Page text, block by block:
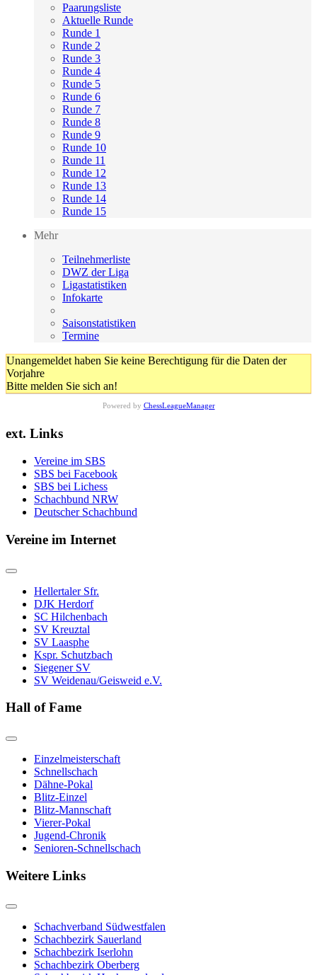
Paarungsliste
Aktuelle Runde
Runde 1
Runde 2
Runde 3
Runde 4
Runde 5
Runde 6
Runde 7
Runde 8
Runde 9
Runde 10
Runde 11
Runde 12
Runde 13
Runde 14
Runde 15
Mehr
Teilnehmerliste
DWZ der Liga
Ligastatistiken
Infokarte
Saisonstatistiken
Termine
Unangemeldet haben Sie keine Berechtigung für die Daten der
Vorjahre
Bitte melden Sie sich an!
Powered by ChessLeagueManager
ext. Links
Vereine im SBS
SBS bei Facebook
SBS bei Lichess
Schachbund NRW
Deutscher Schachbund
Vereine im Internet
Hellertaler Sfr.
DJK Herdorf
SC Hilchenbach
SV Kreuztal
SV Laasphe
Kspr. Schutzbach
Siegener SV
SV Weidenau/Geisweid e.V.
Hall of Fame
Einzelmeisterschaft
Schnellschach
Dähne-Pokal
Blitz-Einzel
Blitz-Mannschaft
Vierer-Pokal
Jugend-Chronik
Senioren-Schnellschach
Weitere Links
Schachverband Südwestfalen
Schachbezirk Sauerland
Schachbezirk Iserlohn
Schachbezirk Oberberg